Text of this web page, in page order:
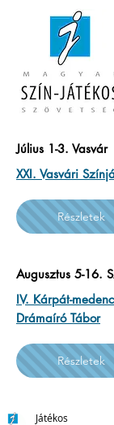
Július 1-3. Vasvár
XXI. Vasvári
Részletek
Augusztus 5-16.
IV. Kárpát-
Drámaíró Tábor
Részletek
Játékos